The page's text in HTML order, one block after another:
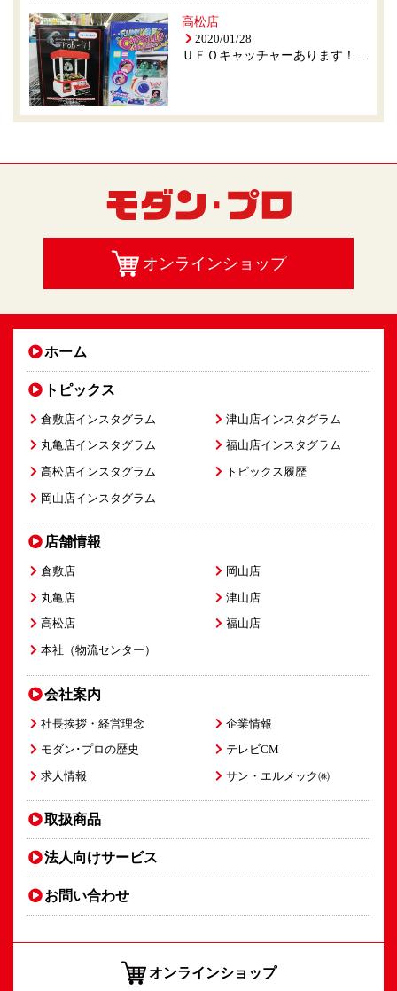
高松店
2020/01/28
ＵＦＯキャッチャーあります！...
オンラインショップ
ホーム
トピックス
倉敷店インスタグラム
丸亀店インスタグラム
高松店インスタグラム
岡山店インスタグラム
津山店インスタグラム
福山店インスタグラム
トピックス履歴
店舗情報
倉敷店
丸亀店
高松店
本社（物流センター）
岡山店
津山店
福山店
会社案内
社長挨拶・経営理念
モダン･プロの歴史
求人情報
企業情報
テレビCM
サン・エルメック㈱
取扱商品
法人向けサービス
お問い合わせ
オンラインショップ